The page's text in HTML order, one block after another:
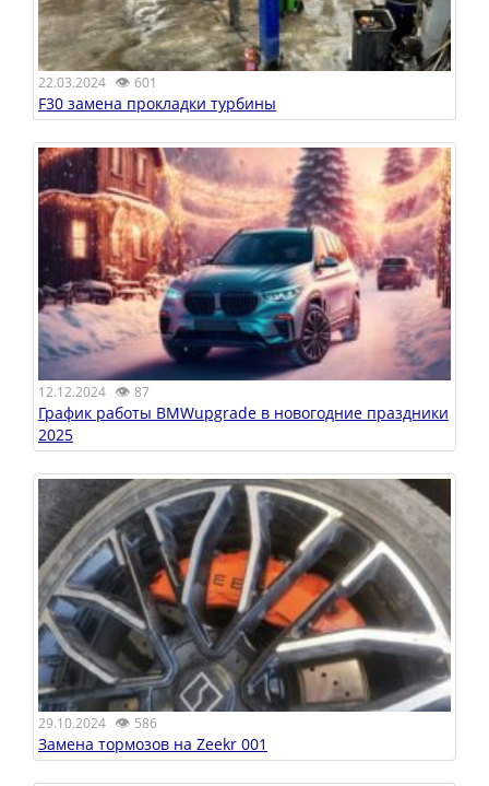
22.03.2024 👁 601
F30 замена прокладки турбины
12.12.2024 👁 87
График работы BMWupgrade в новогодние праздники
2025
29.10.2024 👁 586
Замена тормозов на Zeekr 001